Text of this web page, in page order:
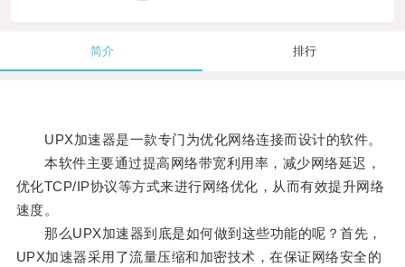
简介 排行
UPX加速器是一款专门为优化网络连接而设计的软件。
本软件主要通过提高网络带宽利用率，减少网络延迟，
优化TCP/IP协议等方式来进行网络优化，从而有效提升网络
速度。
那么UPX加速器到底是如何做到这些功能的呢？首先，
UPX加速器采用了流量压缩和加密技术，在保证网络安全的